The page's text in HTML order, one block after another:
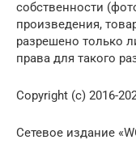
собственности
произведения,
разрешено только
права для такого
Copyright (с) 2016-
Сетевое издание